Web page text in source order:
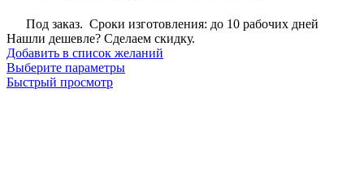
Под заказ. Сроки изготовления: до 10 рабочих дней
Нашли дешевле? Сделаем скидку.
Добавить в список желаний
Выберите параметрыЭтот
Быстрый просмотр